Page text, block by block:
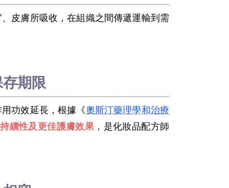
皮膚所吸收，在組織之間傳遞運輸到需
期限
功效延長，根據《奧斯汀藥理學和治療
續性及更佳護膚效果 ，是化妝品配方師